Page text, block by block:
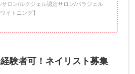
ロン/ルクジェル認定サロン/パラジェル
イトニング】
験者可！ネイリスト募集